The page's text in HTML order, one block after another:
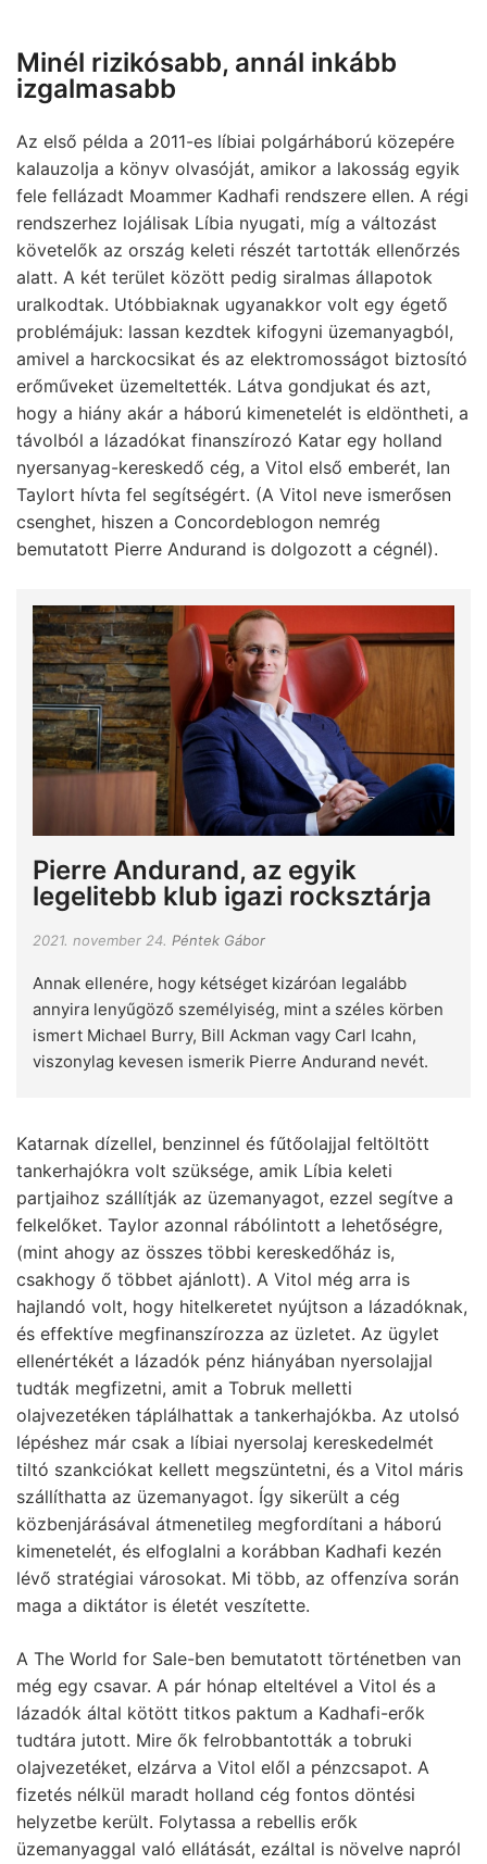
Minél rizikósabb, annál inkább
izgalmasabb
Az első példa a 2011-es líbiai polgárháború közepére
kalauzolja a könyv olvasóját, amikor a lakosság egyik
fele fellázadt Moammer Kadhafi rendszere ellen. A régi
rendszerhez lojálisak Líbia nyugati, míg a változást
követelők az ország keleti részét tartották ellenőrzés
alatt. A két terület között pedig siralmas állapotok
uralkodtak. Utóbbiaknak ugyanakkor volt egy égető
problémájuk: lassan kezdtek kifogyni üzemanyagból,
amivel a harckocsikat és az elektromosságot biztosító
erőműveket üzemeltették. Látva gondjukat és azt,
hogy a hiány akár a háború kimenetelét is eldöntheti, a
távolból a lázadókat finanszírozó Katar egy holland
nyersanyag-kereskedő cég, a Vitol első emberét, Ian
Taylort hívta fel segítségért. (A Vitol neve ismerősen
csenghet, hiszen a Concordeblogon nemrég
bemutatott Pierre Andurand is dolgozott a cégnél).
Pierre Andurand, az egyik
legelitebb klub igazi rocksztárja
2021. november 24. Péntek Gábor
Annak ellenére, hogy kétséget kizáróan legalább
annyira lenyűgöző személyiség, mint a széles körben
ismert Michael Burry, Bill Ackman vagy Carl Icahn,
viszonylag kevesen ismerik Pierre Andurand nevét.
Katarnak dízellel, benzinnel és fűtőolajjal feltöltött
tankerhajókra volt szüksége, amik Líbia keleti
partjaihoz szállítják az üzemanyagot, ezzel segítve a
felkelőket. Taylor azonnal rábólintott a lehetőségre,
(mint ahogy az összes többi kereskedőház is,
csakhogy ő többet ajánlott). A Vitol még arra is
hajlandó volt, hogy hitelkeretet nyújtson a lázadóknak,
és effektíve megfinanszírozza az üzletet. Az ügylet
ellenértékét a lázadók pénz hiányában nyersolajjal
tudták megfizetni, amit a Tobruk melletti
olajvezetéken táplálhattak a tankerhajókba. Az utolsó
lépéshez már csak a líbiai nyersolaj kereskedelmét
tiltó szankciókat kellett megszüntetni, és a Vitol máris
szállíthatta az üzemanyagot. Így sikerült a cég
közbenjárásával átmenetileg megfordítani a háború
kimenetelét, és elfoglalni a korábban Kadhafi kezén
lévő stratégiai városokat. Mi több, az offenzíva során
maga a diktátor is életét veszítette.
A The World for Sale-ben bemutatott történetben van
még egy csavar. A pár hónap elteltével a Vitol és a
lázadók által kötött titkos paktum a Kadhafi-erők
tudtára jutott. Mire ők felrobbantották a tobruki
olajvezetéket, elzárva a Vitol elől a pénzcsapot. A
fizetés nélkül maradt holland cég fontos döntési
helyzetbe került. Folytassa a rebellis erők
üzemanyaggal való ellátását, ezáltal is növelve napról